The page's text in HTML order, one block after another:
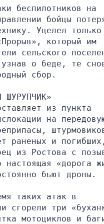
беспилотников на
бойцы
Уцелел только
который им
сельского
о беде, те
сбор.
ШУРУПЧИК»
из пункта
на
раненых и
из Ростова с
«дорога
бьют дроны.
таких атак в
сгорели три
мотоциклов и